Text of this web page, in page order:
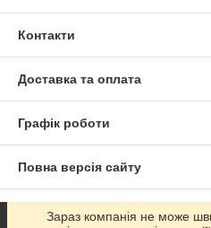
Контакти
Доставка та оплата
Графік роботи
Повна версія сайту
Сайт створено на
Зараз компанія не може